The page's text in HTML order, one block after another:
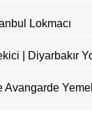
Lokmacı
| Diyarbakır
Avangarde